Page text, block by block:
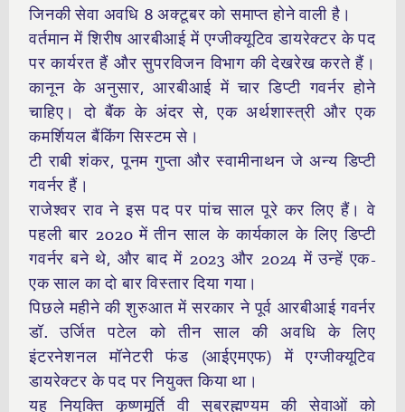
जिनकी सेवा अवधि 8 अक्टूबर को समाप्त होने वाली है।
वर्तमान में शिरीष आरबीआई में एग्जीक्यूटिव डायरेक्टर के पद
पर कार्यरत हैं और सुपरविजन विभाग की देखरेख करते हैं।
कानून के अनुसार, आरबीआई में चार डिप्टी गवर्नर होने
चाहिए। दो बैंक के अंदर से, एक अर्थशास्त्री और एक
कमर्शियल बैंकिंग सिस्टम से।
टी राबी शंकर, पूनम गुप्ता और स्वामीनाथन जे अन्य डिप्टी
गवर्नर हैं।
राजेश्वर राव ने इस पद पर पांच साल पूरे कर लिए हैं। वे
पहली बार 2020 में तीन साल के कार्यकाल के लिए डिप्टी
गवर्नर बने थे, और बाद में 2023 और 2024 में उन्हें एक-
एक साल का दो बार विस्तार दिया गया।
पिछले महीने की शुरुआत में सरकार ने पूर्व आरबीआई गवर्नर
डॉ. उर्जित पटेल को तीन साल की अवधि के लिए
इंटरनेशनल मॉनेटरी फंड (आईएमएफ) में एग्जीक्यूटिव
डायरेक्टर के पद पर नियुक्त किया था।
यह नियुक्ति कृष्णमूर्ति वी सुब्रह्मण्यम की सेवाओं को